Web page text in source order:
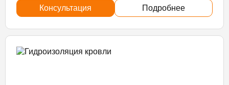
Консультация Подробнее